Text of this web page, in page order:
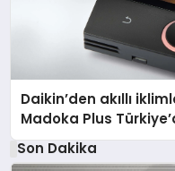
Daikin’den akıllı
Madoka Plus
Son Dakika